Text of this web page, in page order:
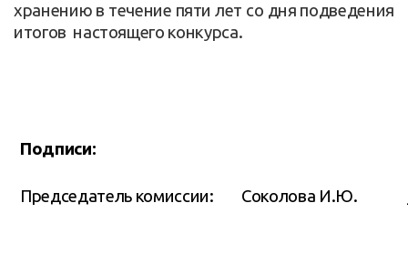
хранению в течение пяти лет со дня подведения
итогов настоящего конкурса.
Подписи:
Председатель комиссии: Соколова И.Ю.